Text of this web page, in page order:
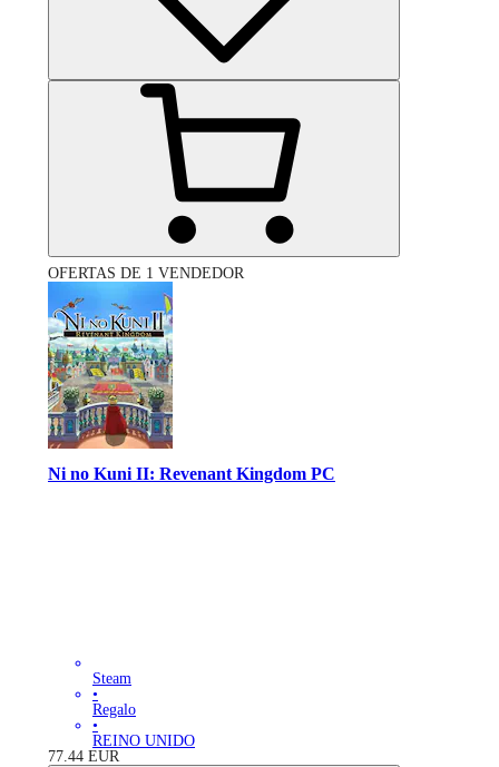
OFERTAS DE 1 VENDEDOR
Ni no Kuni II: Revenant Kingdom PC
Steam
•
Regalo
•
REINO UNIDO
77.44 EUR